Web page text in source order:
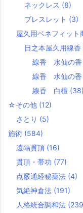
ネックレス (8)
ブレスレット (3)
屋久用ベネフィット
日之本屋久用線香
線香 水仙の香
線香 水仙の香
線香 白檀 (38)
☆その他 (12)
さとり (5)
施術 (584)
遠隔貫頂 (16)
貫頂・帯功 (77)
点竅通経秘薬法 (4)
気絶神倉法 (191)
人格統合調和法